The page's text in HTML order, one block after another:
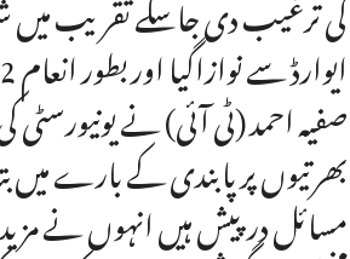
صفیہ احمد (ٹی آئی) نے یونیورسٹی
بھرتیوں پر پابندی کے بارے میں
مسائل درپیش ہیں انہوں نے